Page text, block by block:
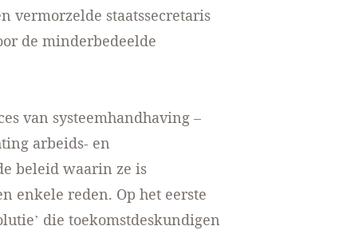
vermorzelde staatssecretaris
de minderbedeelde
van systeemhandhaving –
arbeids- en
beleid waarin ze is
enkele reden. Op het eerste
die toekomstdeskundigen